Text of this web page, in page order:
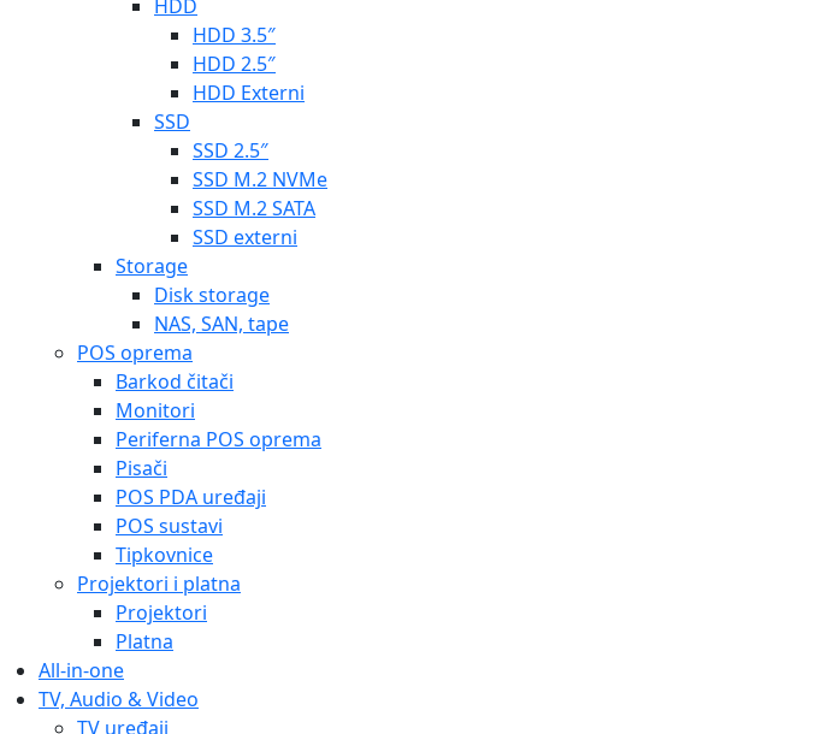
HDD
HDD 3.5″
HDD 2.5″
HDD Externi
SSD
SSD 2.5″
SSD M.2 NVMe
SSD M.2 SATA
SSD externi
Storage
Disk storage
NAS, SAN, tape
POS oprema
Barkod čitači
Monitori
Periferna POS oprema
Pisači
POS PDA uređaji
POS sustavi
Tipkovnice
Projektori i platna
Projektori
Platna
All-in-one
TV, Audio & Video
TV uređaji